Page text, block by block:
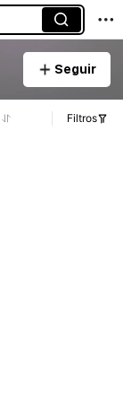
Seguir
Filtros